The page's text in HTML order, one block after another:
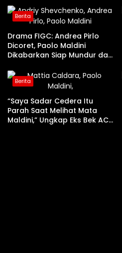
Berita
Drama FIGC: Andrea Pirlo
Dicoret, Paolo Maldini
Dikabarkan Siap Mundur dari
Berita
“Saya Sadar Cedera Itu
Parah Saat Melihat Mata
Maldini,” Ungkap Eks Bek AC